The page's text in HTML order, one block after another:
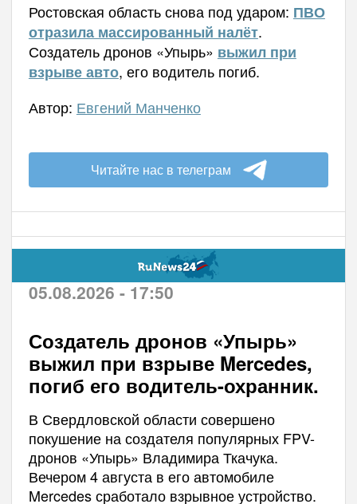
Ростовская область снова под ударом: ПВО
отразила массированный налёт.
Создатель дронов «Упырь» выжил при
взрыве авто, его водитель погиб.
Автор: Евгений Манченко
Читайте нас в телеграм
05.08.2026 - 17:50
Создатель дронов «Упырь»
выжил при взрыве Mercedes,
погиб его водитель-охранник.
В Свердловской области совершено
покушение на создателя популярных FPV-
дронов «Упырь» Владимира Ткачука.
Вечером 4 августа в его автомобиле
Mercedes сработало взрывное устройство.